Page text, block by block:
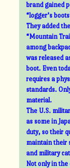
brand gained
“logger’s
They added
“Mountain
among
was released
boot. Even
requires a
standards.
material.
The U.S.
as some in
duty, so their
maintain their
and military
Not only in the